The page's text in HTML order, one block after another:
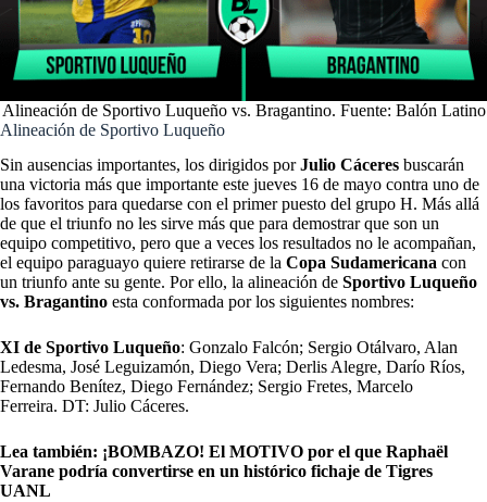
Alineación de Sportivo Luqueño vs. Bragantino. Fuente: Balón Latino
Alineación de Sportivo Luqueño
Sin ausencias importantes, los dirigidos porJulio Cáceres buscarán
una victoria más que importante este jueves 16 de mayo contra uno de
los favoritos para quedarse con el primer puesto del grupo H. Más allá
de que el triunfo no les sirve más que para demostrar que son un
equipo competitivo, pero que a veces los resultados no le acompañan,
el equipo paraguayo quiere retirarse de la Copa Sudamericana con
un triunfo ante su gente. Por ello, la alineación de Sportivo Luqueño
vs. Bragantino esta conformada por los siguientes nombres:
XI de Sportivo Luqueño: Gonzalo Falcón; Sergio Otálvaro, Alan
Ledesma, José Leguizamón, Diego Vera; Derlis Alegre, Darío Ríos,
Fernando Benítez, Diego Fernández; Sergio Fretes, Marcelo
Ferreira. DT: Julio Cáceres.
Lea también: ¡BOMBAZO! El MOTIVO por el que Raphaël
Varane podría convertirse en un histórico fichaje de Tigres
UANL